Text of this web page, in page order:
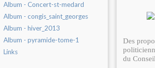
Album - Concert-st-medard
Album - congis_saint_georges
Album - hiver_2013
Album - pyramide-tome-1
Links
Des
du